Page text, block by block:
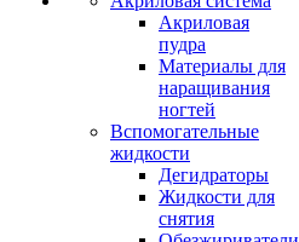
Акриловая
пудра
Материалы для
наращивания
ногтей
Вспомогательные
жидкости
Дегидраторы
Жидкости для
снятия